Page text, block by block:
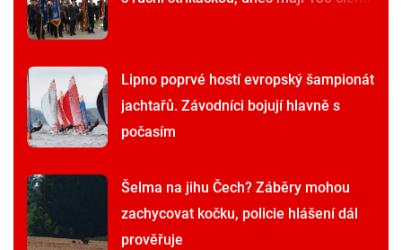
Lipno poprvé hostí evropský šampionát
jachtařů. Závodníci bojují hlavně s
počasím
Šelma na jihu Čech? Záběry mohou
zachycovat kočku, policie hlášení dál
prověřuje